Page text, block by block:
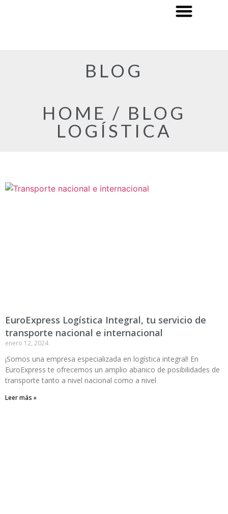
BLOG
HOME / BLOG
LOGÍSTICA
EuroExpress Logística Integral, tu servicio de
transporte nacional e internacional
enero 12, 2024
¡Somos una empresa especializada en logística integral! En
EuroExpress te ofrecemos un amplio abanico de posibilidades de
transporte tanto a nivel nacional como a nivel
Leer más »